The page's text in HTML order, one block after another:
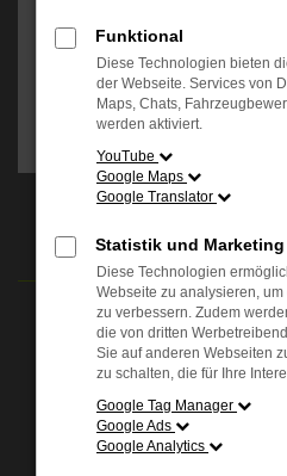
Mo. - Fr.: 08.00
Sa.: 09.00 -
Mo. - Fr.: 07.00
Sa.: 09.00 -
Funktional
Diese Technologien bieten
der Webseite. Services von
Maps, Chats,
werden aktiviert.
YouTube
Google Maps
Google Translator
Statistik und Marketing
Diese Technologien
Webseite zu analysieren,
zu verbessern. Zudem
die von dritten
Sie auf anderen Webseiten
zu schalten, die für Ihre
Google Tag Manager
Google Ads
Google Analytics